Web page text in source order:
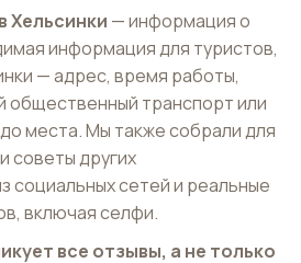
Хельсинки — информация о
информация для туристов,
— адрес, время работы,
общественный транспорт или
места. Мы также собрали для
советы других
социальных сетей и реальные
включая селфи.
все отзывы, а не только